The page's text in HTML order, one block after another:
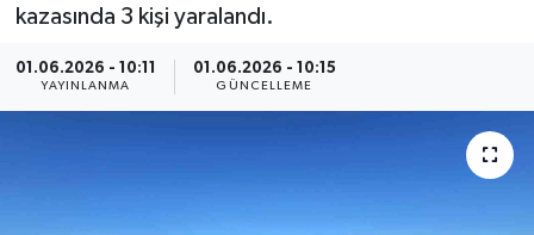
kazasında 3 kişi yaralandı.
01.06.2026 - 10:11
YAYINLANMA
01.06.2026 - 10:15
GÜNCELLEME
Advertising news
Canlı Maç
Haber Arşivi